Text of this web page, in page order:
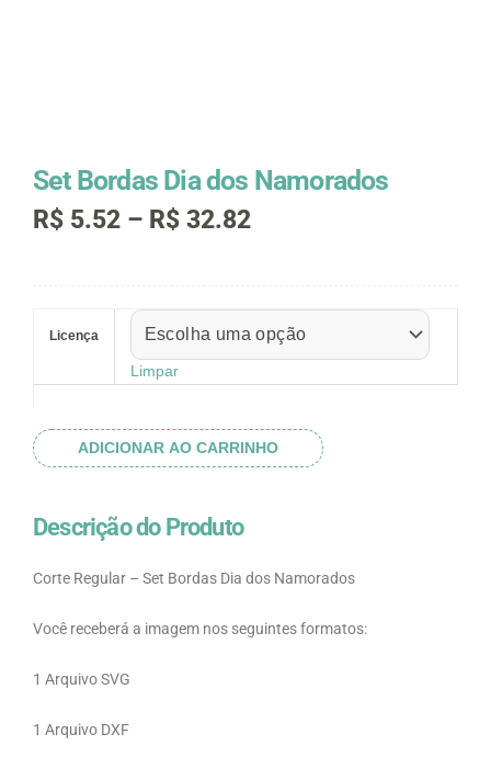
Set Bordas Dia dos Namorados
R$ 5.52 – R$ 32.82Faixa
através
R$ 32.82
Licença
Limpar
Dia
ADICIONAR AO CARRINHO
Descrição do Produto
Corte Regular – Set Bordas Dia dos Namorados
Você receberá a imagem nos seguintes formatos:
1 Arquivo SVG
1 Arquivo DXF